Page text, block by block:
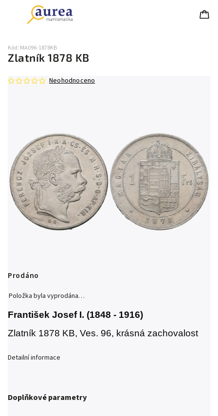
Zlatník 1878 KB
Kód: MA096-1878KB
Neohodnoceno
Prodáno
Položka byla vyprodána…
František Josef I. (1848 - 1916)
Zlatník 1878 KB, Ves. 96, krásná zachovalost
Detailní informace
Doplňkové parametry